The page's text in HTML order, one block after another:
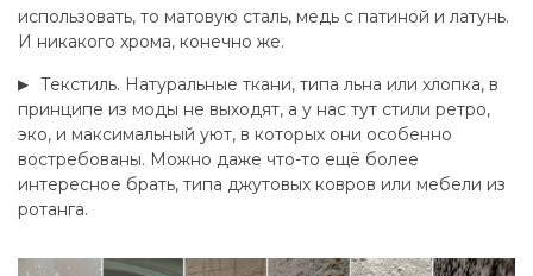
использовать, то матовую сталь, медь с патиной и латунь.
И никакого хрома, конечно же.
Текстиль. Натуральные ткани, типа льна или хлопка, в
принципе из моды не выходят, а у нас тут стили ретро,
эко, и максимальный уют, в которых они особенно
востребованы. Можно даже что-то ещё более
интересное брать, типа джутовых ковров или мебели из
ротанга.